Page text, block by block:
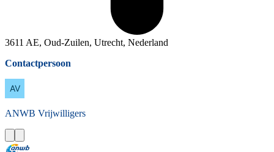
3611 AE, Oud-Zuilen, Utrecht, Nederland
Contactpersoon
ANWB Vrijwilligers